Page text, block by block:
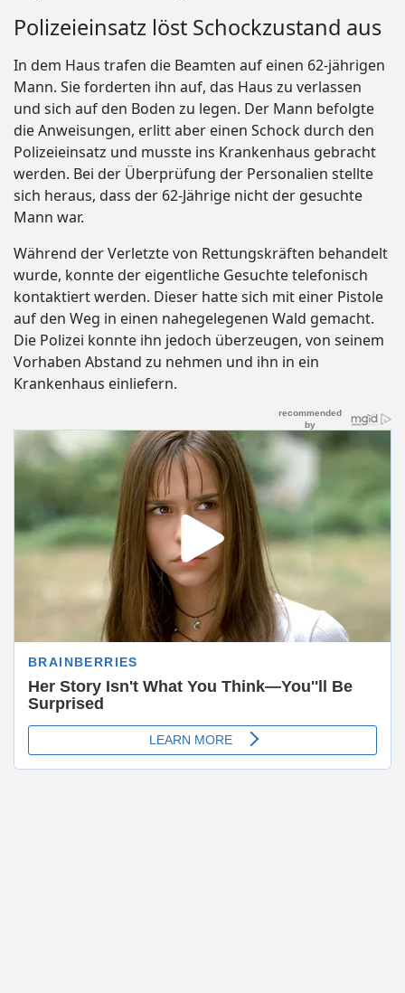
Polizeieinsatz löst Schockzustand aus
In dem Haus trafen die Beamten auf einen 62-jährigen
Mann. Sie forderten ihn auf, das Haus zu verlassen
und sich auf den Boden zu legen. Der Mann befolgte
die Anweisungen, erlitt aber einen Schock durch den
Polizeieinsatz und musste ins Krankenhaus gebracht
werden. Bei der Überprüfung der Personalien stellte
sich heraus, dass der 62-Jährige nicht der gesuchte
Mann war.
Während der Verletzte von Rettungskräften behandelt
wurde, konnte der eigentliche Gesuchte telefonisch
kontaktiert werden. Dieser hatte sich mit einer Pistole
auf den Weg in einen nahegelegenen Wald gemacht.
Die Polizei konnte ihn jedoch überzeugen, von seinem
Vorhaben Abstand zu nehmen und ihn in ein
Krankenhaus einliefern.